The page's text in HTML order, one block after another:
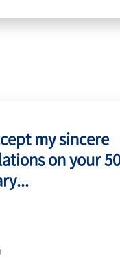
my sincere
on your